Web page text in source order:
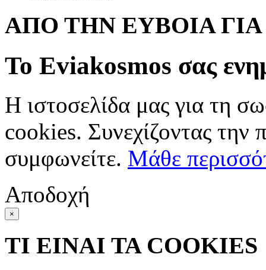
ΑΠΟ ΤΗΝ ΕΥΒΟΙΑ
Το Eviakosmos σας
Η ιστοσελίδα μας για τη
cookies. Συνεχίζοντας την
συμφωνείτε. Μάθε
Αποδοχή
×
ΤΙ ΕΙΝΑΙ ΤΑ COOKIES